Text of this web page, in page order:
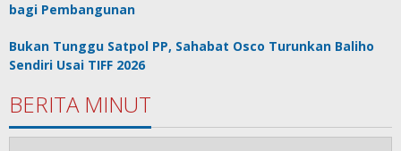
bagi Pembangunan
Bukan Tunggu Satpol PP, Sahabat Osco Turunkan Baliho
Sendiri Usai TIFF 2026
BERITA MINUT